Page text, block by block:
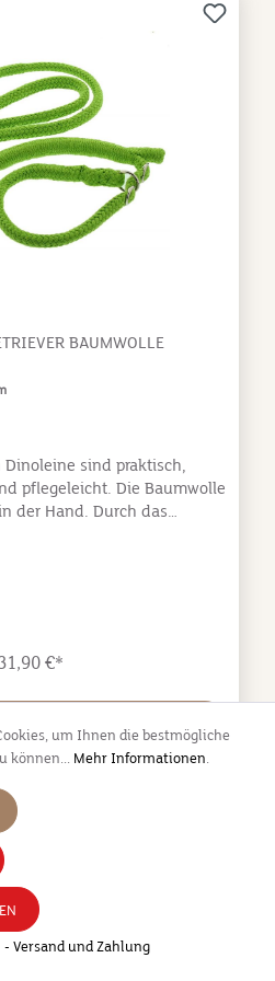
zugleich Stärke ausstrahlt,
und bisher bekannt
schöneres als einen
als " Dinoleine "
innovative Produkte und
von uns getestet. Es ist
unsere Leinen beim
wiedersehen.
BAUMWOLLE
sind praktisch,
pflegeleicht. Die Baumwolle
der Hand. Durch das
erhältlich langlebig &
€*
um Ihnen die bestmögliche
können... Mehr Informationen.
- Versand und Zahlung